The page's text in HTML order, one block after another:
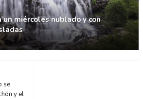
un miércoles nublado y con
se
y el